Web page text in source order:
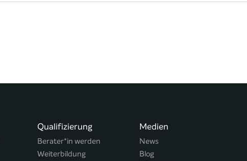
Qualifizierung
Berater*in werden
Weiterbildung
Medien
News
Blog